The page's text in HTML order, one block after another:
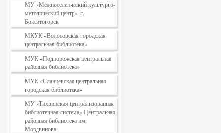
МУ «Межпоселенческий культурно-
методический центр», г.
Бокситогорск
МКУК «Волосовская городская
центральная библиотека»
МУК «Подпорожская центральная
районная библиотека»
МУК «Сланцевская центральная
городская библиотека»
МУ «Тихвинская централизованная
библиотечная система» Центральная
районная библиотека им.
Мордвинова